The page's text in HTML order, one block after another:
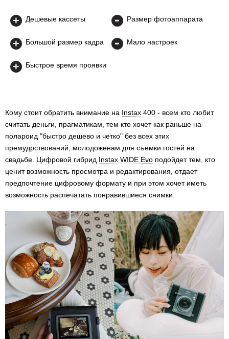
Дешевые кассеты
Большой размер кадра
Быстрое время проявки
Размер фотоаппарата
Мало настроек
Кому стоит обратить внимание на Instax 400 - всем кто любит
считать деньги, прагматикам, тем кто хочет как раньше на
полароид "быстро дешево и четко" без всех этих
премудрствований, молодоженам для съемки гостей на
свадьбе. Цифровой гибрид Instax WIDE Evo подойдет тем, кто
ценит возможность просмотра и редактирования, отдает
предпочтение цифровому формату и при этом хочет иметь
возможность распечатать понравившиеся снимки.